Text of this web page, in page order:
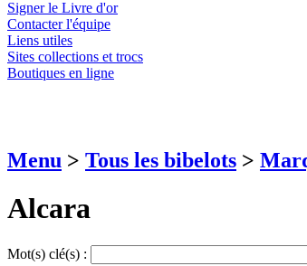
Signer le Livre d'or
Contacter l'équipe
Liens utiles
Sites collections et trocs
Boutiques en ligne
Menu > Tous les bibelots >
Alcara
Mot(s) clé(s) :